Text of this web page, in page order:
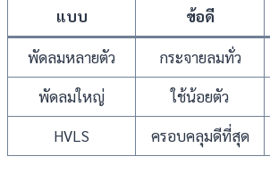
แบบ ข้อดี
พัดลมหลายตัว กระจายลมทั่ว
พัดลมใหญ่
ใช้น้อยตัว
HVLS
ครอบคลุมดีที่สุด